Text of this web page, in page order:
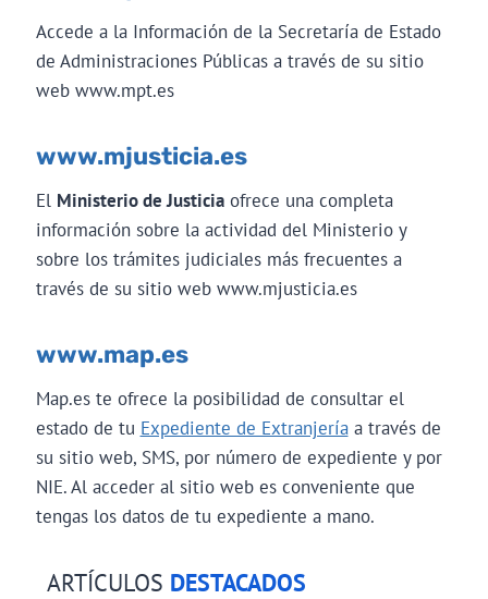
Accede a la Información de la Secretaría de Estado
de Administraciones Públicas a través de su sitio
web www.mpt.es
www.mjusticia.es
El Ministerio de Justiciaofrece una completa
información sobre la actividad del Ministerio y
sobre los trámites judiciales más frecuentes a
través de su sitio web www.mjusticia.es
www.map.es
Map.es te ofrece la posibilidad de consultar el
estado de tu Expediente de Extranjeríaa través de
su sitio web, SMS, por número de expediente y por
NIE. Al acceder al sitio web es conveniente que
tengas los datos de tu expediente a mano.
ARTÍCULOS DESTACADOS